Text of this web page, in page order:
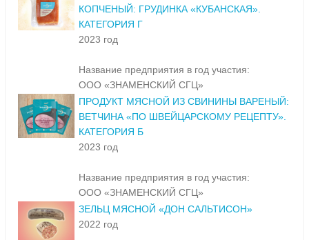
КОПЧЕНЫЙ: ГРУДИНКА «КУБАНСКАЯ».
КАТЕГОРИЯ Г
2023 год
Название предприятия в год участия:
ООО «ЗНАМЕНСКИЙ СГЦ»
ПРОДУКТ МЯСНОЙ ИЗ СВИНИНЫ ВАРЕНЫЙ:
ВЕТЧИНА «ПО ШВЕЙЦАРСКОМУ РЕЦЕПТУ».
КАТЕГОРИЯ Б
2023 год
Название предприятия в год участия:
ООО «ЗНАМЕНСКИЙ СГЦ»
ЗЕЛЬЦ МЯСНОЙ «ДОН САЛЬТИСОН»
2022 год